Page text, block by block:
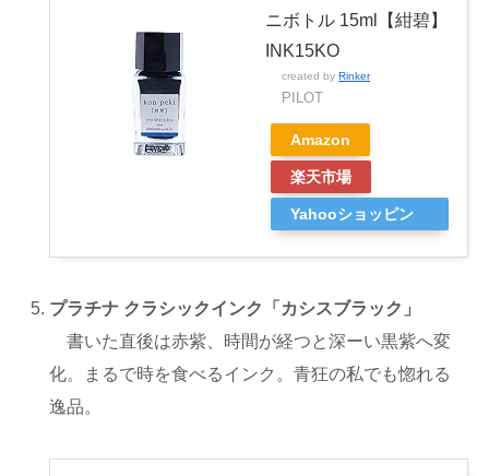
ニボトル 15ml【紺碧】
INK15KO
created byRinker
PILOT
Amazon
楽天市場
Yahooショッピン
プラチナ クラシックインク「カシスブラック」
書いた直後は赤紫、時間が経つと深ーい黒紫へ変
化。まるで時を食べるインク。青狂の私でも惚れる
逸品。